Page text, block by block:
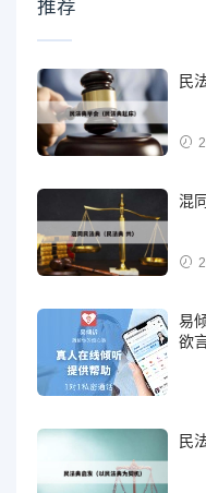
推荐
民
混
易
欲
民